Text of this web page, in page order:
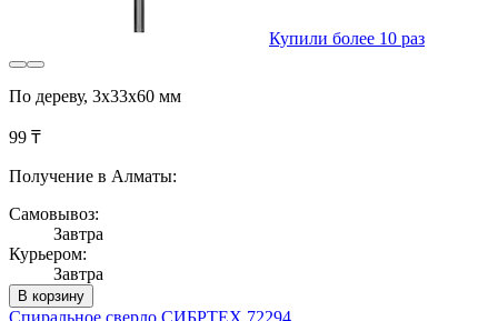
Купили более 10 раз
По дереву, 3x33x60 мм
99 ₸
Получение в Алматы:
Самовывоз:
Завтра
Курьером:
Завтра
В корзину